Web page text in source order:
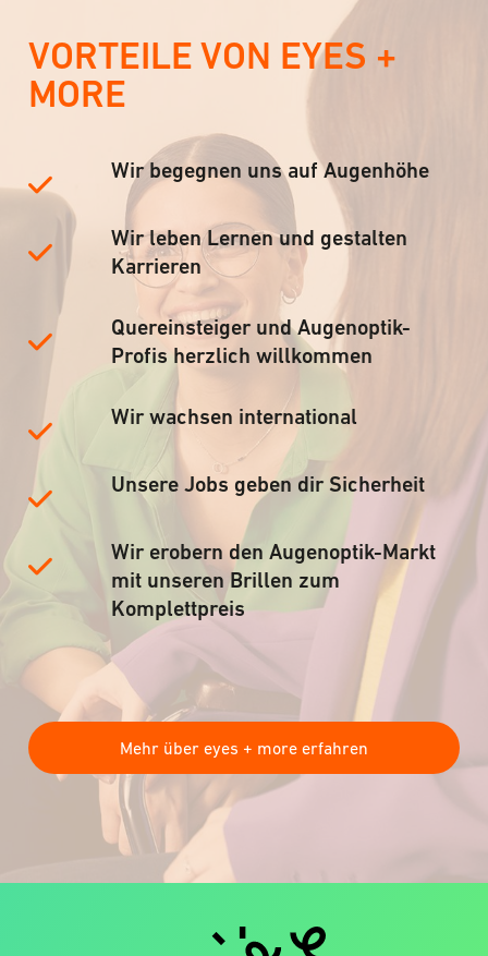
VORTEILE VON EYES +
MORE
Wir begegnen uns auf Augenhöhe
Wir leben Lernen und gestalten
Karrieren
Quereinsteiger und Augenoptik-
Profis herzlich willkommen
Wir wachsen international
Unsere Jobs geben dir Sicherheit
Wir erobern den Augenoptik-Markt
mit unseren Brillen zum
Komplettpreis
Mehr über eyes + more erfahren